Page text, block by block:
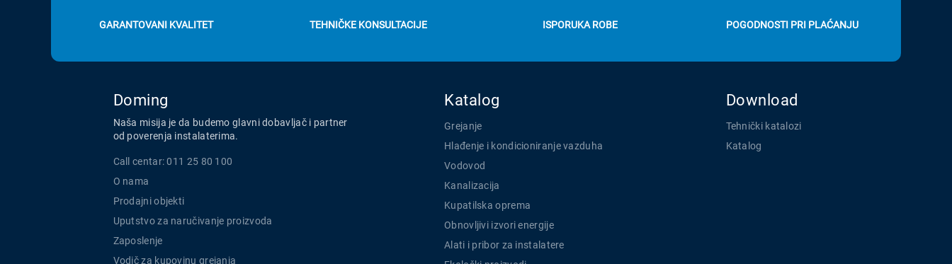
GARANTOVANI KVALITET TEHNIČKE KONSULTACIJE ISPORUKA ROBE POGODNOSTI PRI PLAĆANJU
Doming
Naša misija je da budemo glavni dobavljač i partner
od poverenja instalaterima.
Call centar: 011 25 80 100
O nama
Prodajni objekti
Uputstvo za naručivanje proizvoda
Zaposlenje
Vodič za kupovinu grejanja
Katalog
Grejanje
Hlađenje i kondicioniranje vazduha
Vodovod
Kanalizacija
Kupatilska oprema
Obnovljivi izvori energije
Alati i pribor za instalatere
Download
Tehnički katalozi
Katalog